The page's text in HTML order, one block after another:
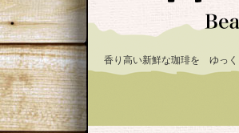
香り高い新鮮な珈琲を ゆっく